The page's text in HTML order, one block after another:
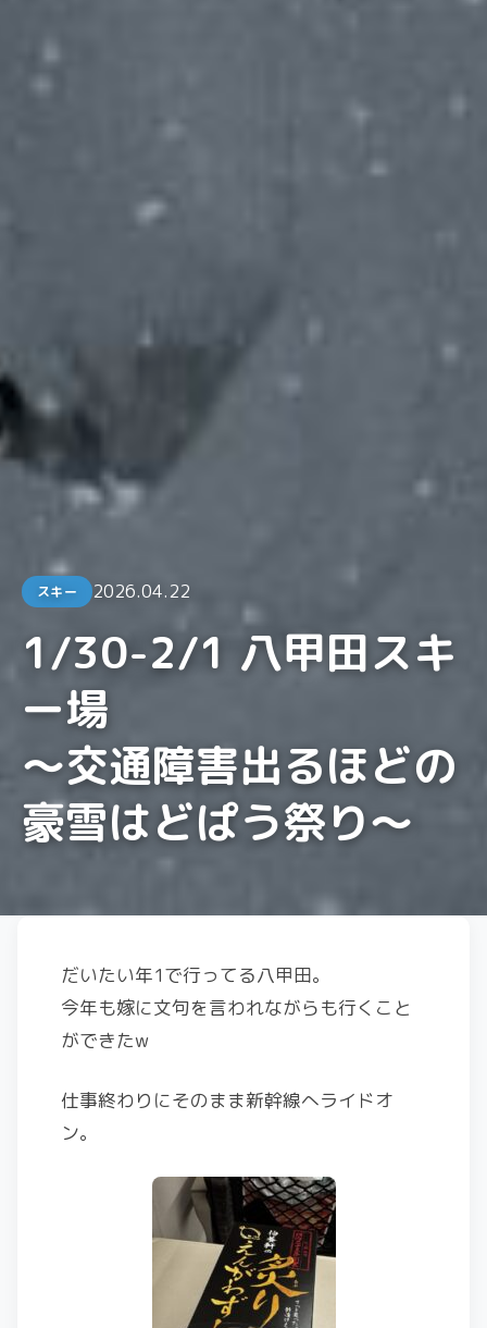
スキー 2026.04.22
1/30-2/1 八甲田スキ
ー場
〜交通障害出るほどの
豪雪はどぱう祭り〜
だいたい年1で行ってる八甲田。
今年も嫁に文句を言われながらも行くこと
ができたw
仕事終わりにそのまま新幹線へライドオ
ン。